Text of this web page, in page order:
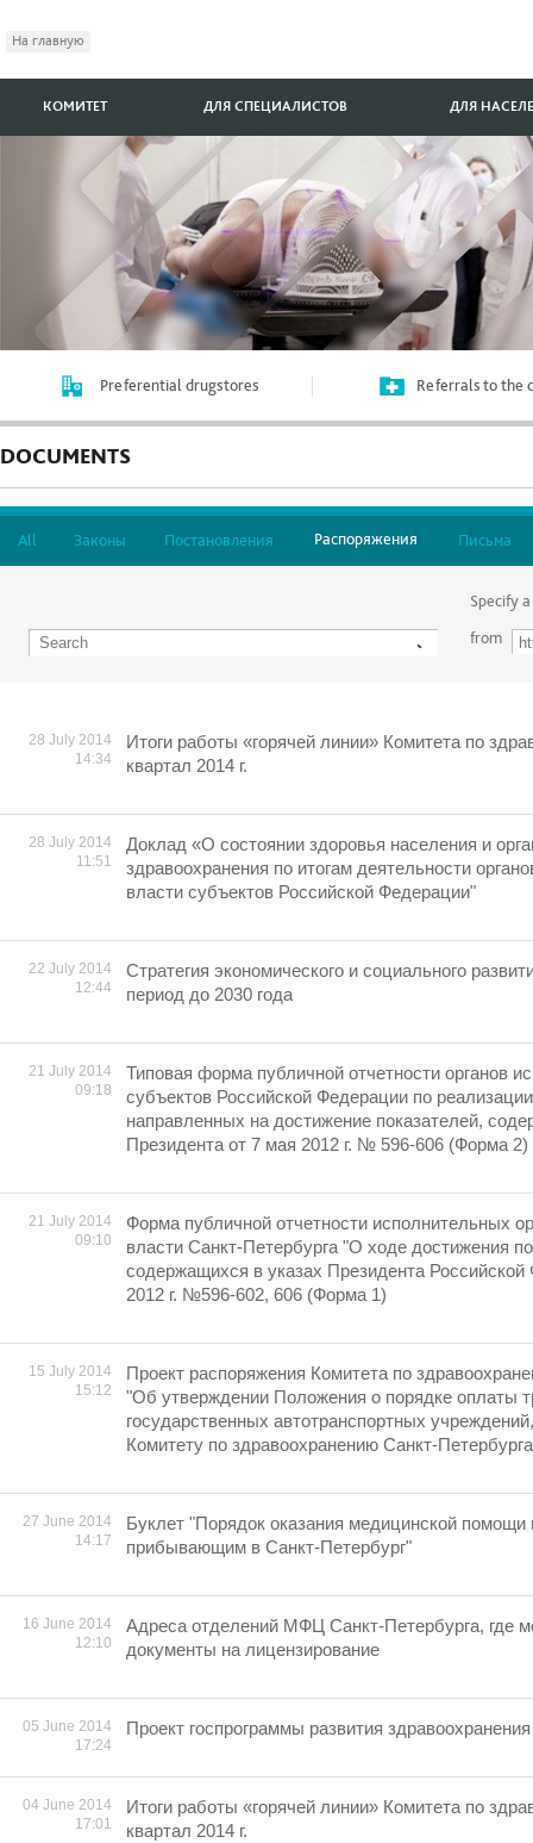
На главную
КОМИТЕТ ДЛЯ СПЕЦИАЛИСТОВ ДЛЯ
Preferential drugstores Referrals to the
DOCUMENTS
All Законы Постановления Распоряжения Письма
Specify
from
28 July 2014
14:34
Итоги работы «горячей линии» Комитета по
квартал 2014 г.
28 July 2014
11:51
Доклад «О состоянии здоровья населения и
здравоохранения по итогам деятельности
власти субъектов Российской Федерации"
22 July 2014
12:44
Cтратегия экономического и социального
период до 2030 года
21 July 2014
09:18
Типовая форма публичной отчетности органов
субъектов Российской Федерации по
направленных на достижение показателей,
Президента от 7 мая 2012 г. № 596-606 (Форма 2)
21 July 2014
09:10
Форма публичной отчетности исполнительных
власти Санкт-Петербурга "О ходе достижения
содержащихся в указах Президента
2012 г. №596-602, 606 (Форма 1)
15 July 2014
15:12
Проект распоряжения Комитета по
"Об утверждении Положения о порядке оплаты
государственных автотранспортных
Комитету по здравоохранению Санкт-
27 June 2014
14:17
Буклет "Порядок оказания медицинской
прибывающим в Санкт-Петербург"
16 June 2014
12:10
Адреса отделений МФЦ Санкт-Петербурга, где
документы на лицензирование
05 June 2014
17:24
Проект госпрограммы развития
04 June 2014
17:01
Итоги работы «горячей линии» Комитета по
квартал 2014 г.